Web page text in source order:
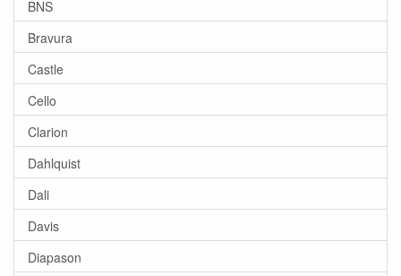
BNS
Bravura
Castle
Cello
Clarion
Dahlquist
Dali
Davis
Diapason